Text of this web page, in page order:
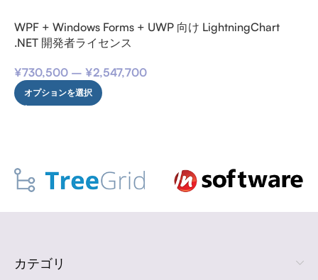
WPF + Windows Forms + UWP 向け LightningChart
.NET 開発者ライセンス
¥730,500 – ¥2,547,700
オプションを選択
カテゴリ